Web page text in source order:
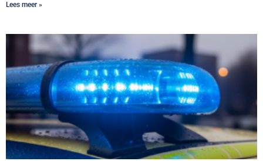
Lees meer »